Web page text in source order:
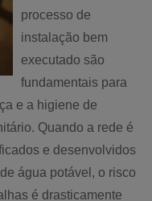
processo de
instalação bem
executado são
fundamentais para
e a higiene de
Quando a rede é
e desenvolvidos
água potável, o risco
é drasticamente